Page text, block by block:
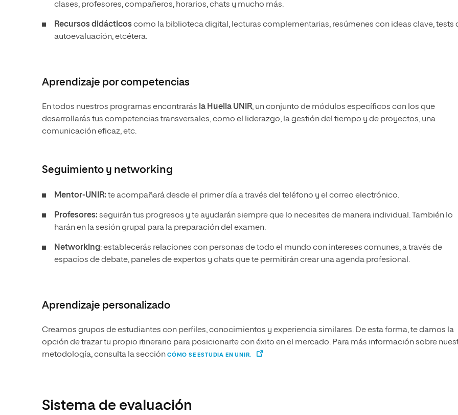
clases, profesores, compañeros, horarios, chats y mucho más.
Recursos didácticoscomo la biblioteca digital, lecturas complementarias, resúmenes con ideas clave, tests
autoevaluación, etcétera.
Aprendizaje por competencias
En todos nuestros programas encontrarás la Huella UNIR, un conjunto de módulos específicos con los que
desarrollarás tus competencias transversales, como el liderazgo, la gestión del tiempo y de proyectos, una
comunicación eficaz, etc.
Seguimiento y networking
Mentor-UNIR: te acompañará desde el primer día a través del teléfono y el correo electrónico.
Profesores: seguirán tus progresos y te ayudarán siempre que lo necesites de manera individual. También lo
harán en la sesión grupal para la preparación del examen.
Networking: establecerás relaciones con personas de todo el mundo con intereses comunes, a través de
espacios de debate, paneles de expertos y chats que te permitirán crear una agenda profesional.
Aprendizaje personalizado
Creamos grupos de estudiantes con perfiles, conocimientos y experiencia similares. De esta forma, te damos la
opción de trazar tu propio itinerario para posicionarte con éxito en el mercado. Para más información sobre
metodología, consulta la sección CÓMO SE ESTUDIA EN UNIR.
Sistema de evaluación